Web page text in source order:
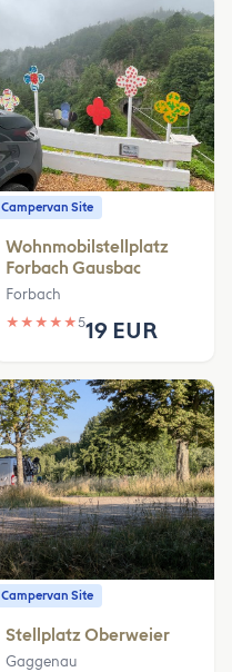
Campervan Site
Wohnmobilstellplatz
Forbach Gausbac
Forbach
★ ★ ★ ★ ★519 EUR
Campervan Site
Stellplatz Oberweier
Gaggenau